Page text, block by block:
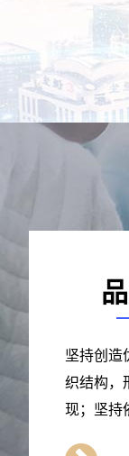
坚持创造
织结构，
现；坚持